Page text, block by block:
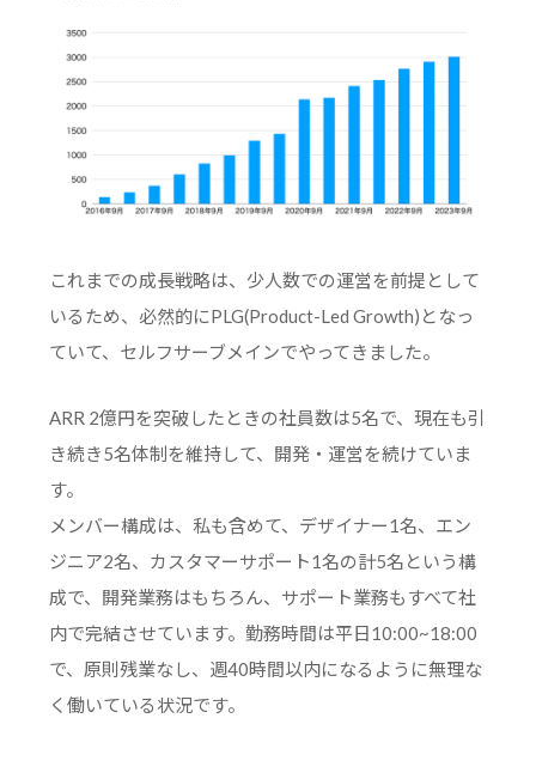
これまでの成長戦略は、少人数での運営を前提として
いるため、必然的にPLG(Product-Led Growth)となっ
ていて、セルフサーブメインでやってきました。
ARR 2億円を突破したときの社員数は5名で、現在も引
き続き5名体制を維持して、開発・運営を続けていま
す。
メンバー構成は、私も含めて、デザイナー1名、エン
ジニア2名、カスタマーサポート1名の計5名という構
成で、開発業務はもちろん、サポート業務もすべて社
内で完結させています。勤務時間は平日10:00~18:00
で、原則残業なし、週40時間以内になるように無理な
く働いている状況です。